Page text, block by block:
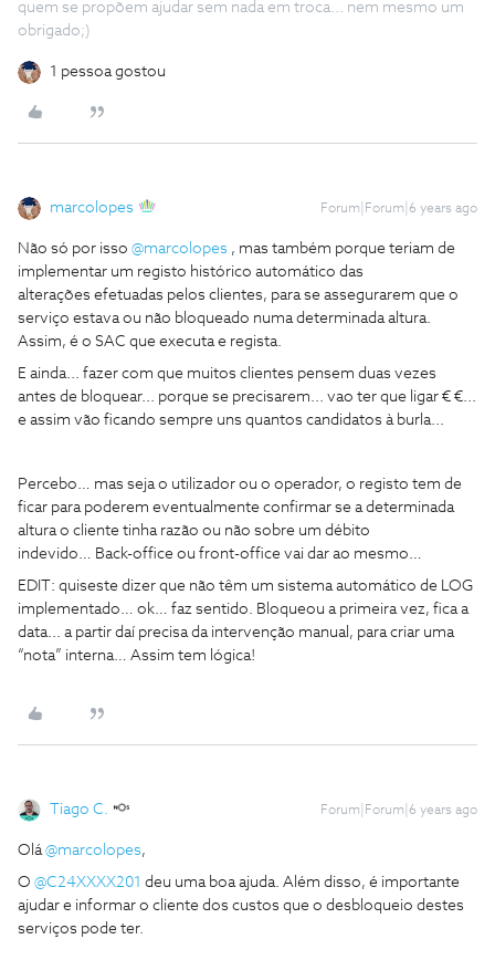
quem se propõem ajudar sem nada em troca... nem mesmo um
obrigado;)
1 pessoa gostou
marcolopes Forum|Forum|6 years ago
Não só por isso @marcolopes , mas também porque teriam de
implementar um registo histórico automático das
alterações efetuadas pelos clientes, para se assegurarem que o
serviço estava ou não bloqueado numa determinada altura.
Assim, é o SAC que executa e regista.
E ainda... fazer com que muitos clientes pensem duas vezes
antes de bloquear... porque se precisarem... vao ter que ligar € €...
e assim vão ficando sempre uns quantos candidatos à burla...
Percebo… mas seja o utilizador ou o operador, o registo tem de
ficar para poderem eventualmente confirmar se a determinada
altura o cliente tinha razão ou não sobre um débito
indevido… Back-office ou front-office vai dar ao mesmo…
EDIT: quiseste dizer que não têm um sistema automático de LOG
implementado… ok… faz sentido. Bloqueou a primeira vez, fica a
data... a partir daí precisa da intervenção manual, para criar uma
“nota” interna… Assim tem lógica!
Tiago C. Forum|Forum|6 years ago
Olá@marcolopes,
O @C24XXXX201 deu uma boa ajuda. Além disso, é importante
ajudar e informar o cliente dos custos que o desbloqueio destes
serviços pode ter.